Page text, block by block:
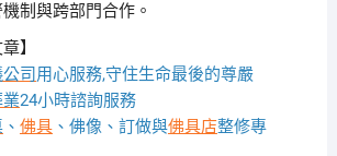
制與跨部門合作。
】
司用心服務,守住生命最後的尊嚴
24小時諮詢服務
、 佛具、佛像、訂做與佛具店整修專